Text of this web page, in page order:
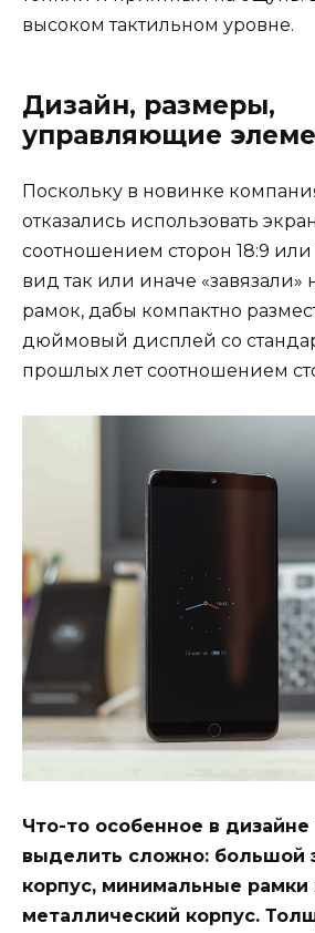
высоком тактильном уровне.
Дизайн, размеры,
управляющие
Поскольку в новинке
отказались использовать
соотношением сторон 18:9 или
вид так или иначе
рамок, дабы компактно
дюймовый дисплей со
прошлых лет соотношением
Что-то особенное в дизайне
выделить сложно: большой
корпус, минимальные рамки
металлический корпус.